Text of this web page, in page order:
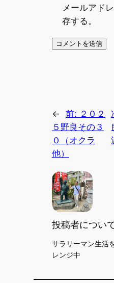
メールアド
存する。
← 前: ２０２
５野良その３
０（オクラ
他）
投稿者につい
サラリーマン生活
レンジ中